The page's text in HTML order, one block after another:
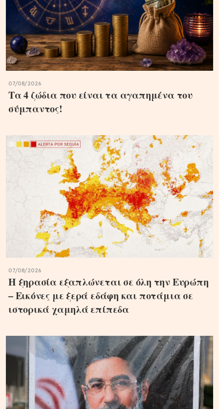
07/08/2026
Τα 4 ζώδια που είναι τα αγαπημένα του
σύμπαντος!
07/08/2026
Η ξηρασία εξαπλώνεται σε όλη την Ευρώπη
– Εικόνες με ξερά εδάφη και ποτάμια σε
ιστορικά χαμηλά επίπεδα